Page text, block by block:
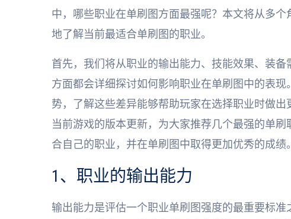
中，哪些职业在单刷图方面最强呢？本文将从多
地了解当前最适合单刷图的职业。
首先，我们将从职业的输出能力、技能效果、装
方面都会详细探讨如何影响职业在单刷图中的表
势，了解这些差异能够帮助玩家在选择职业时做
当前游戏的版本更新，为大家推荐几个最强的单
合自己的职业，并在单刷图中取得更加优秀的成绩。
1、职业的输出能力
输出能力是评估一个职业单刷图强度的最重要标